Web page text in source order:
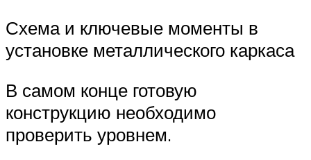
Схема и ключевые моменты в
установке металлического каркаса
В самом конце готовую
конструкцию необходимо
проверить уровнем.